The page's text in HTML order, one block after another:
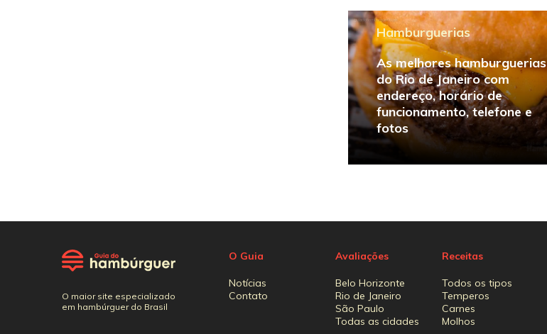
Hamburguerias
As melhores hamburguerias
do Rio de Janeiro com
endereço, horário de
funcionamento, telefone e
fotos
O maior site especializado
em hambúrguer do Brasil
O Guia
Notícias
Contato
Avaliações
Belo Horizonte
Rio de Janeiro
São Paulo
Todas as cidades
Receitas
Todos os tipos
Temperos
Carnes
Molhos